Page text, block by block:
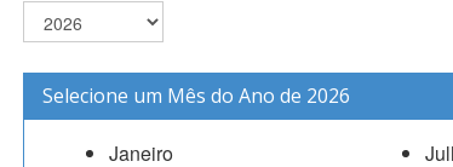
Selecione um Mês do Ano de 2026
Janeiro